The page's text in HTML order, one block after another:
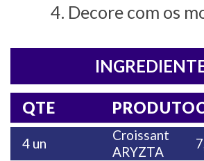
4. Decore com os
QTE PRODUTO
4 un
Croissant
ARYZTA